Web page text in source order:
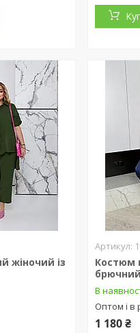
жіночий із
Костюм
брючний
В
Оптом і в
1 180 ₴